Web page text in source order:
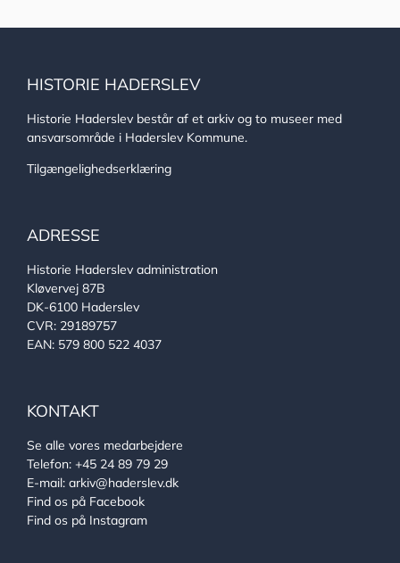
HISTORIE HADERSLEV
Historie Haderslev består af et arkiv og to museer med
ansvarsområde i Haderslev Kommune.
Tilgængelighedserklæring
ADRESSE
Historie Haderslev administration
Kløvervej 87B
DK-6100 Haderslev
CVR: 29189757
EAN: 579 800 522 4037
KONTAKT
Se alle vores medarbejdere
Telefon: +45 24 89 79 29
E-mail: arkiv@haderslev.dk
Find os på Facebook
Find os på Instagram